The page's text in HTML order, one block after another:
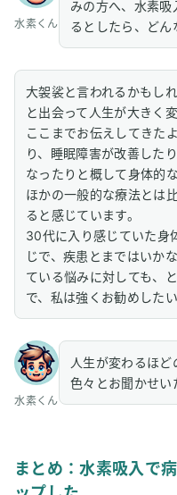
水素くん
みの方へ、水素吸
るとしたら、どん
大袈裟と言われるかもし
と出会って人生が大きく
ここまでお伝えしてきた
り、睡眠障害が改善した
なったりと概して身体的
ほかの一般的な療法とは
ると感じています。
30代に入り感じていた身
じで、疾患とまではいか
ている悩みに対しても、
で、私は強くお勧めしたい
水素くん
人生が変わるほど
色々とお聞かせい
まとめ：水素吸入で